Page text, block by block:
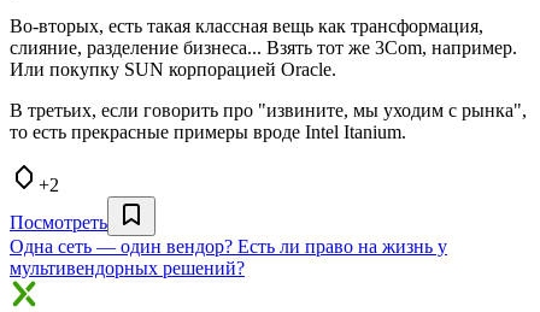
Во-вторых, есть такая классная вещь как трансформация,
слияние, разделение бизнеса... Взять тот же 3Com, например.
Или покупку SUN корпорацией Oracle.
В третьих, если говорить про "извините, мы уходим с рынка",
то есть прекрасные примеры вроде Intel Itanium.
+2
Посмотреть
Одна сеть — один вендор? Есть ли право на жизнь у
мультивендорных решений?